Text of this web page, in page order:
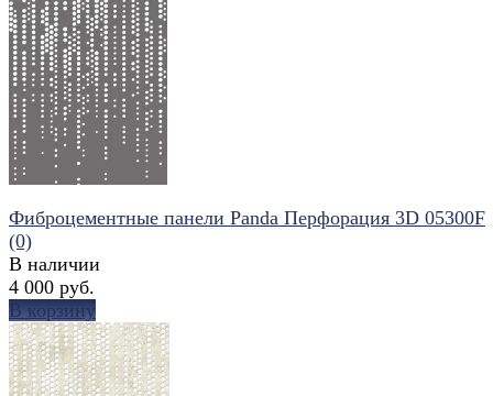
избранное сравнить
Фиброцементные панели Panda Перфорация 3D 05300F
(0)
В наличии
4 000 руб.
В корзину